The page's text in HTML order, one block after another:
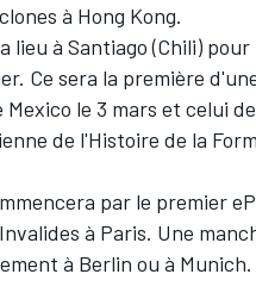
à Hong Kong.
lieu à Santiago (Chili)
Ce sera la première
le 3 mars et celui
de l'Histoire de la
par le premier
à Paris. Une
à Berlin ou à Munich.